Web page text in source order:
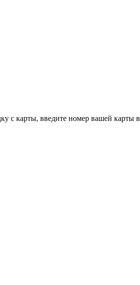
с карты, введите номер вашей карты в